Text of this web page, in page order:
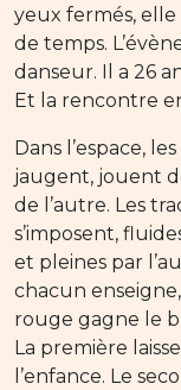
yeux fermés,
de temps.
danseur. Il a 26
Et la rencontre
Dans l’espace,
jaugent, jouent
de l’autre. Les
s’imposent,
et pleines par
chacun
rouge gagne le
La première
l’enfance. Le